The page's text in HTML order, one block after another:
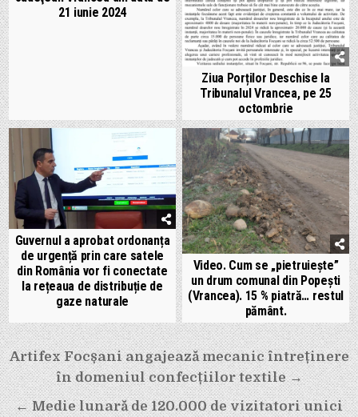
21 iunie 2024
Ziua Porților Deschise la
Tribunalul Vrancea, pe 25
octombrie
Guvernul a aprobat ordonanța
de urgență prin care satele
din România vor fi conectate
la rețeaua de distribuție de
gaze naturale
Video. Cum se „pietruiește”
un drum comunal din Popești
(Vrancea). 15 % piatră… restul
pământ.
Navigare
în
articole
Artifex Focșani angajează mecanic întreținere
în domeniul confecțiilor textile →
← Medie lunară de 120.000 de vizitatori unici